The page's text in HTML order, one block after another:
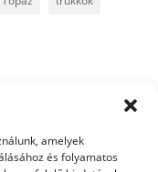
amelyek
és folyamatos